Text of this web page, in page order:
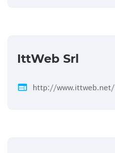
IttWeb Srl
web http://www.ittweb.net/